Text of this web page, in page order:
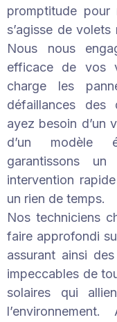
promptitude pour
s’agisse de
Nous nous
efficace de vos
charge les
défaillances des
ayez besoin d’un
d’un modèle
garantissons
intervention
un rien de temps.
Nos techniciens
faire approfondi
assurant ainsi
impeccables de
solaires qui